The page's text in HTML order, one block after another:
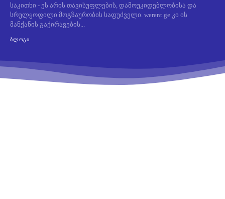
საკითხი - ეს არის თავისუფლების, დამოუკიდებლობისა და
სრულყოფილი მოგზაურობის საფუძველი. werent.ge კი ის
მანქანის გაქირავების...
ᲑᲚᲝᲒᲘ